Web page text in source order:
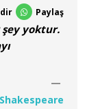
Paylaş
yoktur.